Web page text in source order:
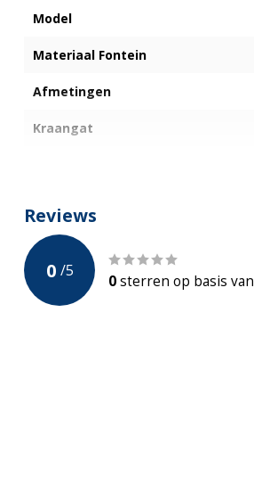
Model
Materiaal Fontein
Afmetingen
Kraangat
Kleur
Garantie
Reviews
0 /5
0sterren op basis van